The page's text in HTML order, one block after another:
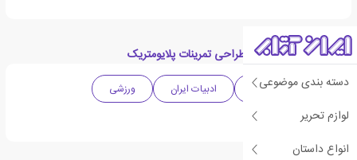
دسته بندی موضوعی
لوازم تحریر
انواع داستان
دسته بندی های کتاب طراحی تمرینات پلایومتریک
ادبیات واقع گرایانه ادبیات ایران
ورزشی
تربیت بدنی